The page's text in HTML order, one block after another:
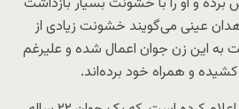
عینی می‌گویند خشونت زیادی از
به این زن جوان اعمال شده و علیرغم
و همراه خود برده‌اند.